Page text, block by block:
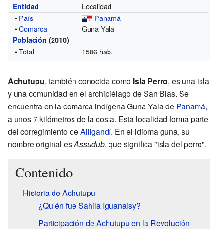
Entidad
Localidad
• País
Panamá
•Comarca Guna Yala
Población (2010)
• Total 1586 hab.
Achutupu, también conocida como Isla Perro, es una isla
y una comunidad en el archipiélago de San Blas. Se
encuentra en la comarca indígena Guna Yala de Panamá,
a unos 7 kilómetros de la costa. Esta localidad forma parte
del corregimiento deAiligandí. En el idioma guna, su
nombre original esAssudub, que significa "isla del perro".
Contenido
Historia de Achutupu
¿Quién fue Sahila Iguanaisy?
Participación de Achutupu en la Revolución